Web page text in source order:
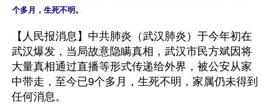
【人民报消息】中共肺炎（武汉肺炎）于今年初在
武汉爆发，当局故意隐瞒真相，武汉市民方斌因将
大量真相通过直播等形式传递给外界，被公安从家
中带走，至今已9个多月，生死不明，家属仍未得到
任何消息。